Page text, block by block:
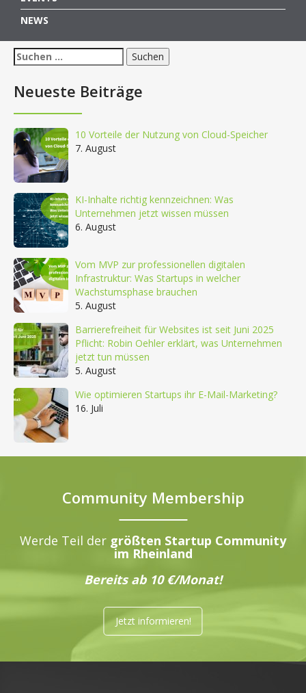
NEWS
Suchen
nach:
Neueste Beiträge
10 Vorteile der Nutzung von Cloud-Speicher
7. August
KI-Inhalte richtig kennzeichnen: Was
Unternehmen jetzt wissen müssen
6. August
Vom MVP zur professionellen digitalen
Infrastruktur: Was Startups in welcher
Wachstumsphase brauchen
5. August
Barrierefreiheit für Websites ist seit Juni 2025
Pflicht: Robin Oehler erklärt, was Unternehmen
jetzt tun müssen
5. August
Wie optimieren Startups ihr E-Mail-Marketing?
16. Juli
Community Membership
Werde Teil der größten Startup Community
im Rheinland
Bereits ab 10 €/Monat!
Jetzt informieren!